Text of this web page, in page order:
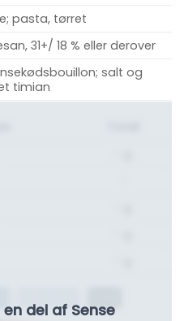
pasta, tørret
31+/ 18 % eller derover
salt og
timian
del af Sense